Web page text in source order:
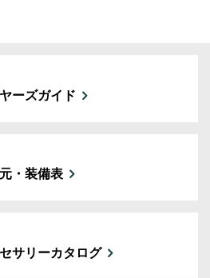
ーズガイド
・装備表
サリーカタログ